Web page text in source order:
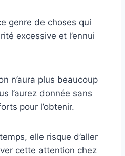
genre de choses qui
excessive et l’ennui
n’aura plus beaucoup
l’aurez donnée sans
pour l’obtenir.
elle risque d’aller
cette attention chez